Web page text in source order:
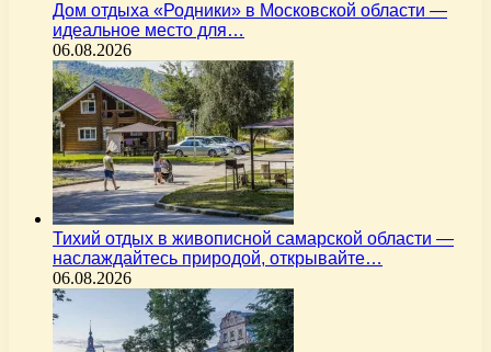
Дом отдыха «Родники» в Московской области —
идеальное место для…
06.08.2026
Тихий отдых в живописной самарской области —
наслаждайтесь природой, открывайте…
06.08.2026